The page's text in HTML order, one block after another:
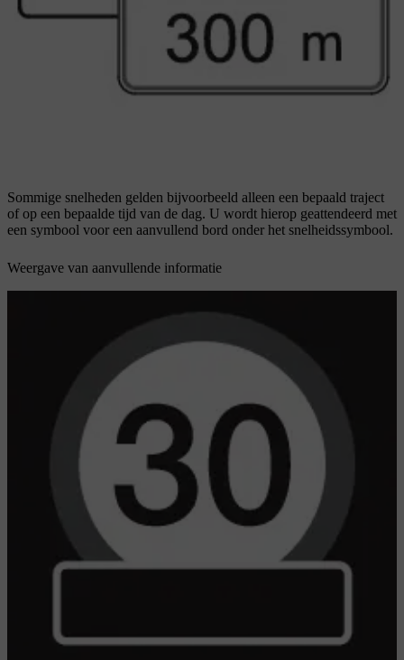
Sommige snelheden gelden bijvoorbeeld alleen een bepaald traject
of op een bepaalde tijd van de dag. U wordt hierop geattendeerd met
een symbool voor een aanvullend bord onder het snelheidssymbool.
Weergave van aanvullende informatie